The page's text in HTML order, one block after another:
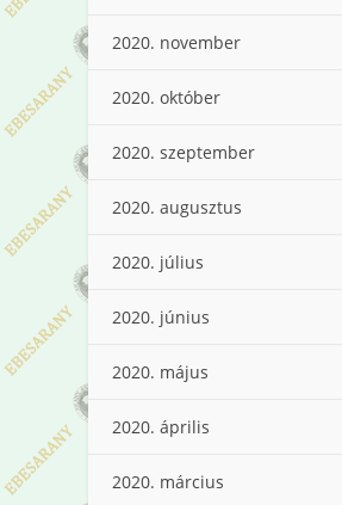
2020. november
2020. október
2020. szeptember
2020. augusztus
2020. július
2020. június
2020. május
2020. április
2020. március